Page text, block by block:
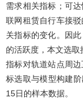
需求相关指标；可
联网租赁自行车接
关指标的变化。因
的活跃度，本文选
指标对轨道站点周
标选取与模型构建
15日的样本数据。